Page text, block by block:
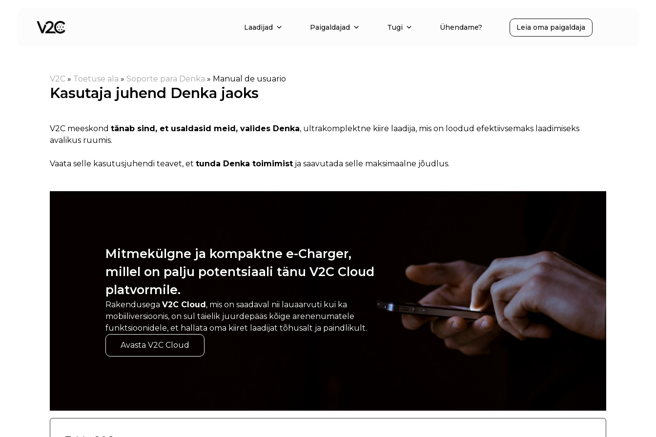
Laadijad Paigaldajad Tugi Ühendame? Leia oma paigaldaja
V2C » Toetuse ala » Soporte para Denka » Manual de usuario
Kasutaja juhend Denka jaoks
V2C meeskond tänab sind, et usaldasid meid, valides Denka, ultrakomplektne kiire laadija, mis on loodud efektiivsemaks laadimiseks
avalikus ruumis.
Vaata selle kasutusjuhendi teavet, et tunda Denka toimimist ja saavutada selle maksimaalne jõudlus.
Mitmekülgne ja kompaktne e-Charger,
millel on palju potentsiaali tänu V2C Cloud
platvormile.
Rakendusega V2C Cloud, mis on saadaval nii lauaarvuti kui ka
mobiiliversioonis, on sul täielik juurdepääs kõige arenenumatele
funktsioonidele, et hallata oma kiiret laadijat tõhusalt ja paindlikult.
Avasta V2C Cloud